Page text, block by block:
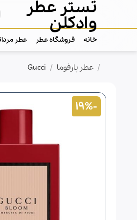
content
تستر عطر
وادکلن
خانه فروشگاه عطر عطر
/ عطر پارفوما /
Gucci
-19%